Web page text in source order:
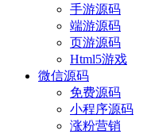
手游源码
端游源码
页游源码
Html5游戏
微信源码
免费源码
小程序源码
涨粉营销